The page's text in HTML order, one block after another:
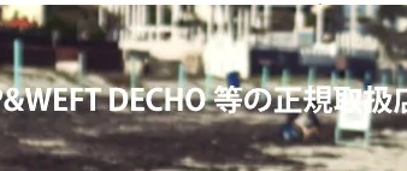
ワーカーズ,LOOP&WEFT,ループ＆ウェフト